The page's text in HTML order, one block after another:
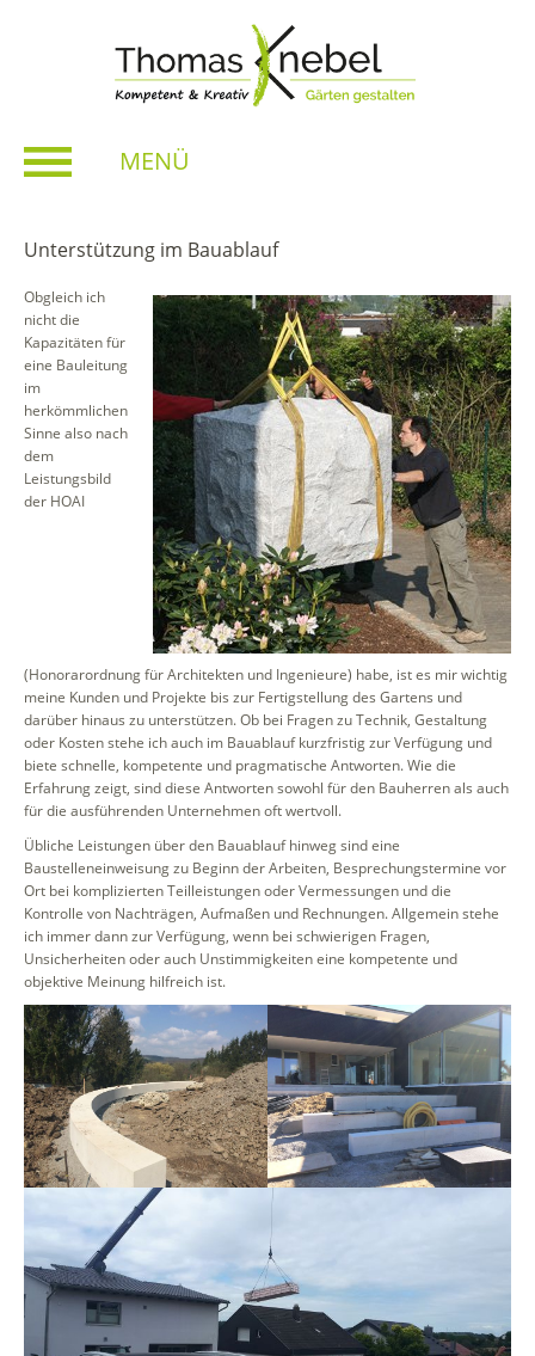
MENÜ
Unterstützung im Bauablauf
Obgleich ich
nicht die
Kapazitäten für
eine Bauleitung
im
herkömmlichen
Sinne also nach
dem
Leistungsbild
der HOAI
(Honorarordnung für Architekten und Ingenieure) habe, ist es mir wichtig
meine Kunden und Projekte bis zur Fertigstellung des Gartens und
darüber hinaus zu unterstützen. Ob bei Fragen zu Technik, Gestaltung
oder Kosten stehe ich auch im Bauablauf kurzfristig zur Verfügung und
biete schnelle, kompetente und pragmatische Antworten. Wie die
Erfahrung zeigt, sind diese Antworten sowohl für den Bauherren als auch
für die ausführenden Unternehmen oft wertvoll.
Übliche Leistungen über den Bauablauf hinweg sind eine
Baustelleneinweisung zu Beginn der Arbeiten, Besprechungstermine vor
Ort bei komplizierten Teilleistungen oder Vermessungen und die
Kontrolle von Nachträgen, Aufmaßen und Rechnungen. Allgemein stehe
ich immer dann zur Verfügung, wenn bei schwierigen Fragen,
Unsicherheiten oder auch Unstimmigkeiten eine kompetente und
objektive Meinung hilfreich ist.